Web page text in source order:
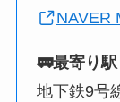
NAVER
🚃最寄り駅
地下鉄9号